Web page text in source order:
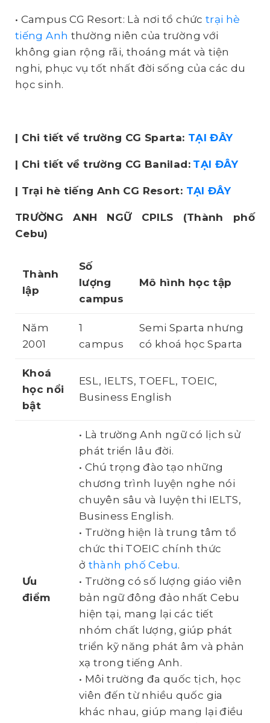
• Campus CG Resort: Là nơi tổ chứctrại hè
tiếng Anh thường niên của trường với
không gian rộng rãi, thoáng mát và tiện
nghi, phục vụ tốt nhất đời sống của các du
học sinh.
| Chi tiết về trường CG Sparta: TẠI ĐÂY
| Chi tiết về trường CG Banilad: TẠI ĐÂY
| Trại hè tiếng Anh CG Resort: TẠI ĐÂY
TRƯỜNG ANH NGỮ CPILS (Thành phố
Cebu)
Thành
lập
Số
lượng
campus
Mô hình học tập
Năm
2001
1
campus
Semi Sparta nhưng
có khoá học Sparta
Khoá
học nổi
bật
ESL, IELTS, TOEFL, TOEIC,
Business English
Ưu
điểm
• Là trường Anh ngữ có lịch sử
phát triển lâu đời.
• Chú trọng đào tạo những
chương trình luyện nghe nói
chuyên sâu và luyện thi IELTS,
Business English.
• Trường hiện là trung tâm tổ
chức thi TOEIC chính thức
ở thành phố Cebu.
• Trường có số lượng giáo viên
bản ngữ đông đảo nhất Cebu
hiện tại, mang lại các tiết
nhóm chất lượng, giúp phát
triển kỹ năng phát âm và phản
xạ trong tiếng Anh.
• Môi trường đa quốc tịch, học
viên đến từ nhiều quốc gia
khác nhau, giúp mang lại điều